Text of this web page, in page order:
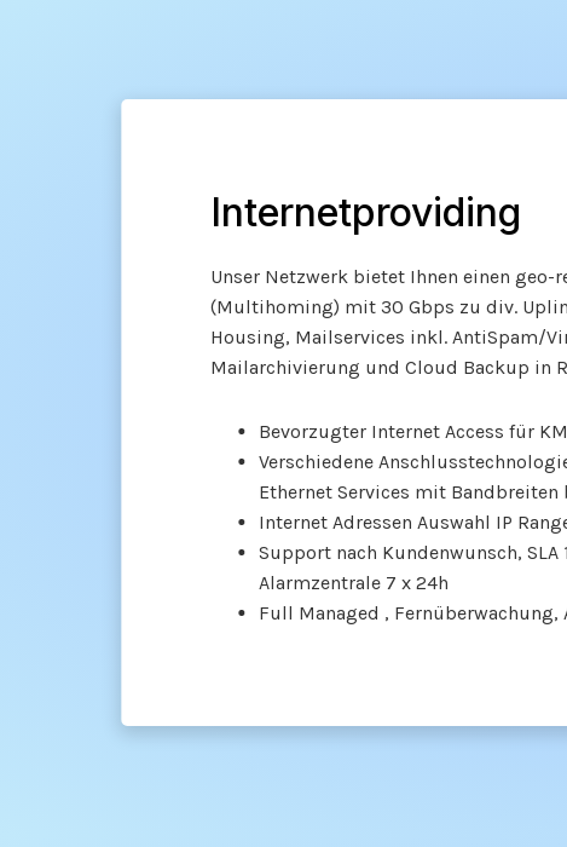
Internetproviding
Unser Netzwerk bietet Ihnen einen geo-
(Multihoming) mit 30 Gbps zu div.
Housing, Mailservices inkl. AntiSpam/
Mailarchivierung und Cloud Backup in
Bevorzugter Internet Access für
Verschiedene
Ethernet Services mit Bandbreiten
Internet Adressen Auswahl IP
Support nach Kundenwunsch,
Alarmzentrale 7 x 24h
Full Managed ,